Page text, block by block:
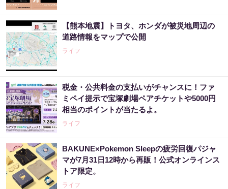
【熊本地震】トヨタ、ホンダが被災地周辺の
道路情報をマップで公開
ライフ
税金・公共料金の支払いがチャンスに！ファ
ミペイ提示で宝塚劇場ペアチケットや5000円
相当のポイントが当たるよ。
ライフ
BAKUNE×Pokemon Sleepの疲労回復パジャ
マが7月31日12時から再販！公式オンラインス
トア限定。
ライフ